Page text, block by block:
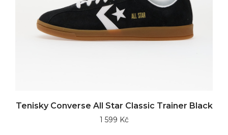
Tenisky Converse All Star Classic Trainer Black
1 599 Kč